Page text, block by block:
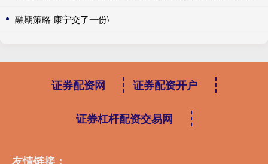
融期策略 康宁交了一份\
证券配资网 证券配资开户
证券杠杆配资交易网